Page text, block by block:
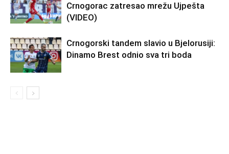
Crnogorac zatresao mrežu Ujpešta
(VIDEO)
Crnogorski tandem slavio u Bjelorusiji:
Dinamo Brest odnio sva tri boda